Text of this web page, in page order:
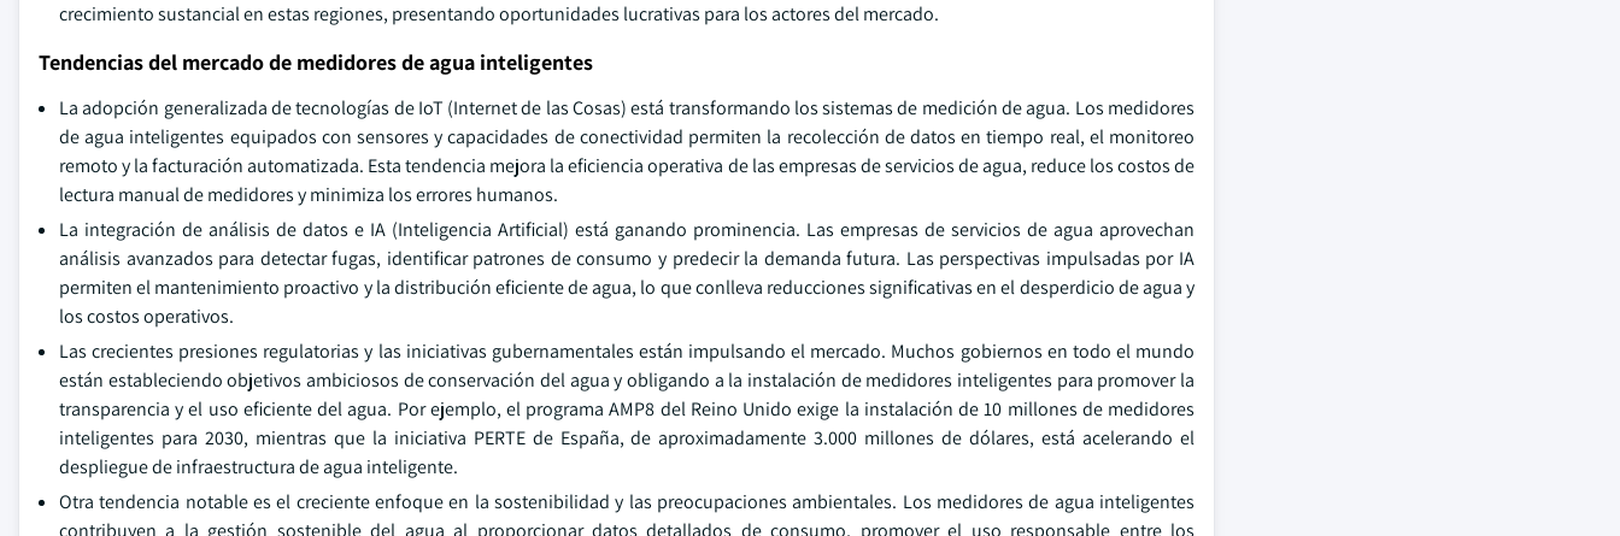
crecimiento sustancial en estas regiones, presentando oportunidades lucrativas para los actores del mercado.
Tendencias del mercado de medidores de agua inteligentes
La adopción generalizada de tecnologías de IoT (Internet de las Cosas) está transformando los sistemas de medición de agua. Los medidores
de agua inteligentes equipados con sensores y capacidades de conectividad permiten la recolección de datos en tiempo real, el monitoreo
remoto y la facturación automatizada. Esta tendencia mejora la eficiencia operativa de las empresas de servicios de agua, reduce los costos de
lectura manual de medidores y minimiza los errores humanos.
La integración de análisis de datos e IA (Inteligencia Artificial) está ganando prominencia. Las empresas de servicios de agua aprovechan
análisis avanzados para detectar fugas, identificar patrones de consumo y predecir la demanda futura. Las perspectivas impulsadas por IA
permiten el mantenimiento proactivo y la distribución eficiente de agua, lo que conlleva reducciones significativas en el desperdicio de agua y
los costos operativos.
Las crecientes presiones regulatorias y las iniciativas gubernamentales están impulsando el mercado. Muchos gobiernos en todo el mundo
están estableciendo objetivos ambiciosos de conservación del agua y obligando a la instalación de medidores inteligentes para promover la
transparencia y el uso eficiente del agua. Por ejemplo, el programa AMP8 del Reino Unido exige la instalación de 10 millones de medidores
inteligentes para 2030, mientras que la iniciativa PERTE de España, de aproximadamente 3.000 millones de dólares, está acelerando el
despliegue de infraestructura de agua inteligente.
Otra tendencia notable es el creciente enfoque en la sostenibilidad y las preocupaciones ambientales. Los medidores de agua inteligentes
contribuyen a la gestión sostenible del agua al proporcionar datos detallados de consumo, promover el uso responsable entre los